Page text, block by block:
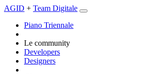
AGID + Team Digitale
Piano Triennale
Le community
Developers
Designers